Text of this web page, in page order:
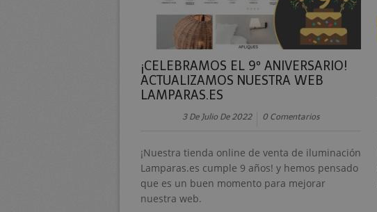
¡CELEBRAMOS EL 9º ANIVERSARIO!
ACTUALIZAMOS NUESTRA WEB
LAMPARAS.ES
3 De Julio De 2022 0 Comentarios
¡Nuestra tienda online de venta de iluminación
Lamparas.es cumple 9 años! y hemos pensado
que es un buen momento para mejorar
nuestra web.